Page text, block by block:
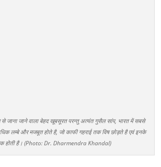
से जाना जाने वाला बेहद खूबसूरत परन्तु अत्यंत गुसैल सांप, भारत में सबसे
लम्बे और मजबूत होते है, जो काफी गहराई तक विष छोड़ते है एवं इनके
होती है। (Photo: Dr. Dharmendra Khandal)